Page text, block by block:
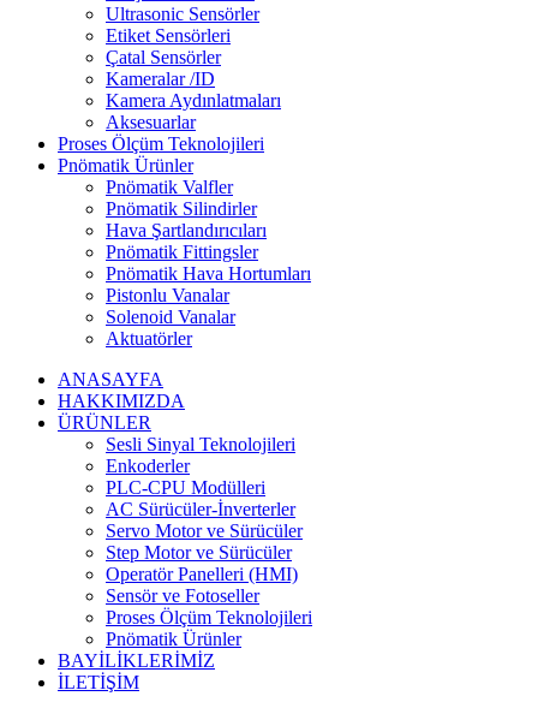
Ultrasonic Sensörler
Etiket Sensörleri
Çatal Sensörler
Kameralar /ID
Kamera Aydınlatmaları
Aksesuarlar
Proses Ölçüm Teknolojileri
Pnömatik Ürünler
Pnömatik Valfler
Pnömatik Silindirler
Hava Şartlandırıcıları
Pnömatik Fittingsler
Pnömatik Hava Hortumları
Pistonlu Vanalar
Solenoid Vanalar
Aktuatörler
ANASAYFA
HAKKIMIZDA
ÜRÜNLER
Sesli Sinyal Teknolojileri
Enkoderler
PLC-CPU Modülleri
AC Sürücüler-İnverterler
Servo Motor ve Sürücüler
Step Motor ve Sürücüler
Operatör Panelleri (HMI)
Sensör ve Fotoseller
Proses Ölçüm Teknolojileri
Pnömatik Ürünler
BAYİLİKLERİMİZ
İLETİŞİM